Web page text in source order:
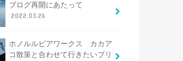
ブログ再開にあたって
2022.03.26
ホノルルビアワークス カカア
コ散策と合わせて行きたいブリ